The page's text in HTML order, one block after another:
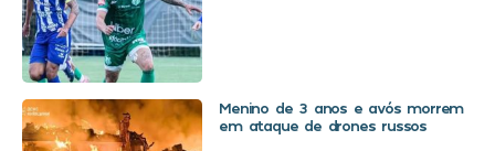
Menino de 3 anos e avós morrem
em ataque de drones russos